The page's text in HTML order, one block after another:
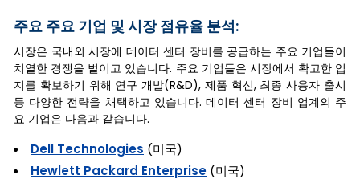
주요 주요 기업 및 시장 점유율 분석:
시장은 국내외 시장에 데이터 센터 장비를 공급하는 주요 기업들이
치열한 경쟁을 벌이고 있습니다. 주요 기업들은 시장에서 확고한 입
지를 확보하기 위해 연구 개발(R&D), 제품 혁신, 최종 사용자 출시
등 다양한 전략을 채택하고 있습니다. 데이터 센터 장비 업계의 주
요 기업은 다음과 같습니다.
Dell Technologies (미국)
Hewlett Packard Enterprise (미국)